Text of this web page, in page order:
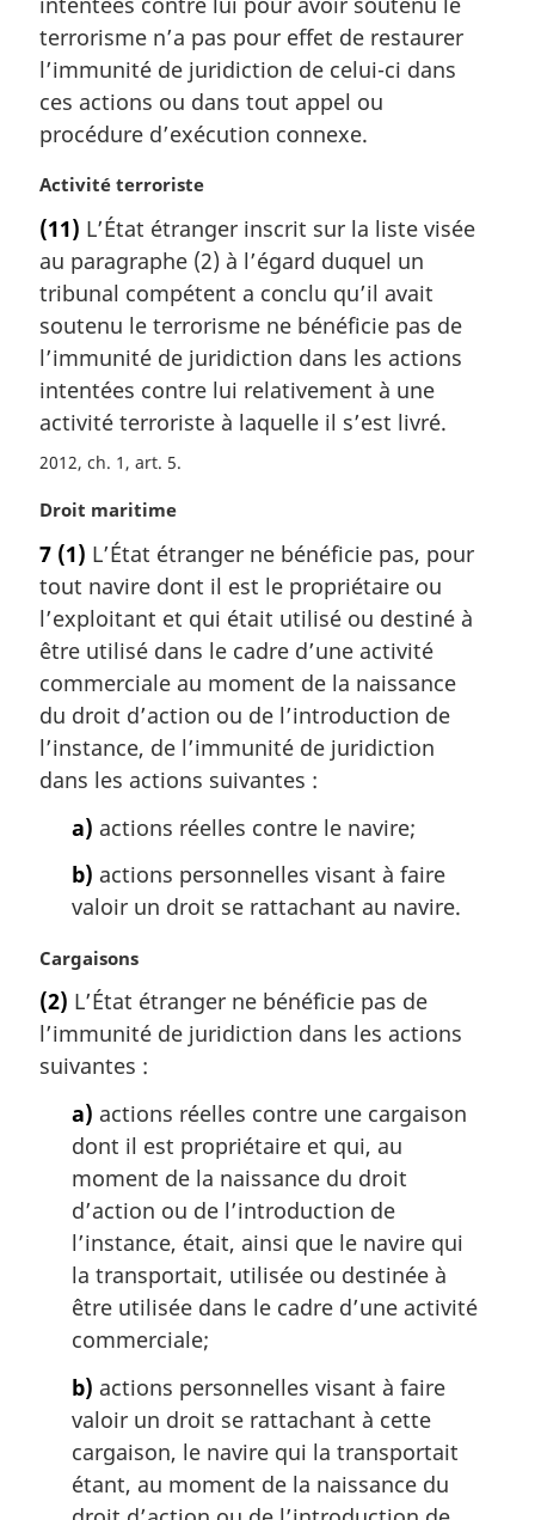
a
r
g
i
n
l
:
terrorisme n’a pas pour effet de restaurer
l’immunité de juridiction de celui-ci dans
ces actions ou dans tout appel ou
procédure d’exécution connexe.
N
t
e
m
a
g
i
n
l
e
Activité terroriste
(11) L’État étranger inscrit sur la liste visée
au paragraphe (2) à l’égard duquel un
tribunal compétent a conclu qu’il avait
soutenu le terrorisme ne bénéficie pas de
l’immunité de juridiction dans les actions
intentées contre lui relativement à une
activité terroriste à laquelle il s’est livré.
2012, ch. 1, art. 5
N
t
e
m
a
g
i
n
a
Droit maritime
7 (1) L’État étranger ne bénéficie pas, pour
tout navire dont il est le propriétaire ou
l’exploitant et qui était utilisé ou destiné à
être utilisé dans le cadre d’une activité
commerciale au moment de la naissance
du droit d’action ou de l’introduction de
l’instance, de l’immunité de juridiction
dans les actions suivantes :
a) actions réelles contre le navire;
b) actions personnelles visant à faire
valoir un droit se rattachant au navire.
N
t
e
m
Cargaisons
(2) L’État étranger ne bénéficie pas de
l’immunité de juridiction dans les actions
suivantes :
a) actions réelles contre une cargaison
dont il est propriétaire et qui, au
moment de la naissance du droit
d’action ou de l’introduction de
l’instance, était, ainsi que le navire qui
la transportait, utilisée ou destinée à
être utilisée dans le cadre d’une activité
commerciale;
b) actions personnelles visant à faire
valoir un droit se rattachant à cette
cargaison, le navire qui la transportait
étant, au moment de la naissance du